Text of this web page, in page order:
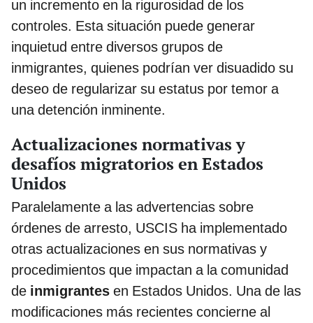
un incremento en la rigurosidad de los
controles. Esta situación puede generar
inquietud entre diversos grupos de
inmigrantes, quienes podrían ver disuadido su
deseo de regularizar su estatus por temor a
una detención inminente.
Actualizaciones normativas y
desafíos migratorios en Estados
Unidos
Paralelamente a las advertencias sobre
órdenes de arresto, USCIS ha implementado
otras actualizaciones en sus normativas y
procedimientos que impactan a la comunidad
de inmigrantes en Estados Unidos. Una de las
modificaciones más recientes concierne al